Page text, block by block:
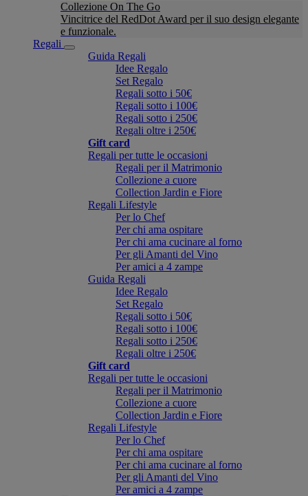
Collezione On The Go
Vincitrice del RedDot Award per il suo design elegante
e funzionale.
Regali
Guida Regali
Idee Regalo
Set Regalo
Regali sotto i 50€
Regali sotto i 100€
Regali sotto i 250€
Regali oltre i 250€
Gift card
Regali per tutte le occasioni
Regali per il Matrimonio
Collezione a cuore
Collection Jardin e Fiore
Regali Lifestyle
Per lo Chef
Per chi ama ospitare
Per chi ama cucinare al forno
Per gli Amanti del Vino
Per amici a 4 zampe
Guida Regali
Idee Regalo
Set Regalo
Regali sotto i 50€
Regali sotto i 100€
Regali sotto i 250€
Regali oltre i 250€
Gift card
Regali per tutte le occasioni
Regali per il Matrimonio
Collezione a cuore
Collection Jardin e Fiore
Regali Lifestyle
Per lo Chef
Per chi ama ospitare
Per chi ama cucinare al forno
Per gli Amanti del Vino
Per amici a 4 zampe